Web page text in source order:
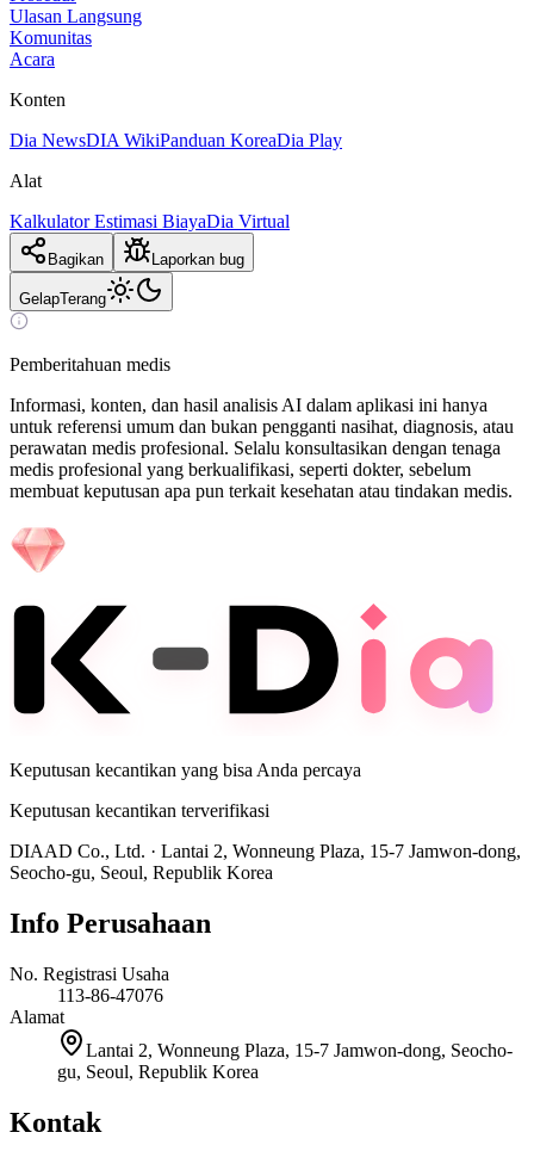
Ulasan Langsung
Komunitas
Acara
Konten
Dia NewsDIA WikiPanduan KoreaDia Play
Alat
Kalkulator Estimasi BiayaDia Virtual
Bagikan Laporkan bug
GelapTerang
Pemberitahuan medis
Informasi, konten, dan hasil analisis AI dalam aplikasi ini hanya
untuk referensi umum dan bukan pengganti nasihat, diagnosis, atau
perawatan medis profesional. Selalu konsultasikan dengan tenaga
medis profesional yang berkualifikasi, seperti dokter, sebelum
membuat keputusan apa pun terkait kesehatan atau tindakan medis.
Keputusan kecantikan yang bisa Anda percaya
Keputusan kecantikan terverifikasi
DIAAD Co., Ltd. · Lantai 2, Wonneung Plaza, 15-7 Jamwon-dong,
Seocho-gu, Seoul, Republik Korea
Info Perusahaan
No. Registrasi Usaha
113-86-47076
Alamat
Lantai 2, Wonneung Plaza, 15-7 Jamwon-dong, Seocho-
gu, Seoul, Republik Korea
Kontak